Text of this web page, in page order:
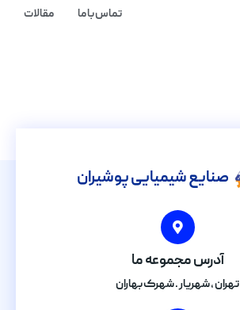
تماس با ما
مقالات
صنایع شیمیایی پوشیران
آدرس مجموعه ما
تهران , شهریار . شهرک بهاران